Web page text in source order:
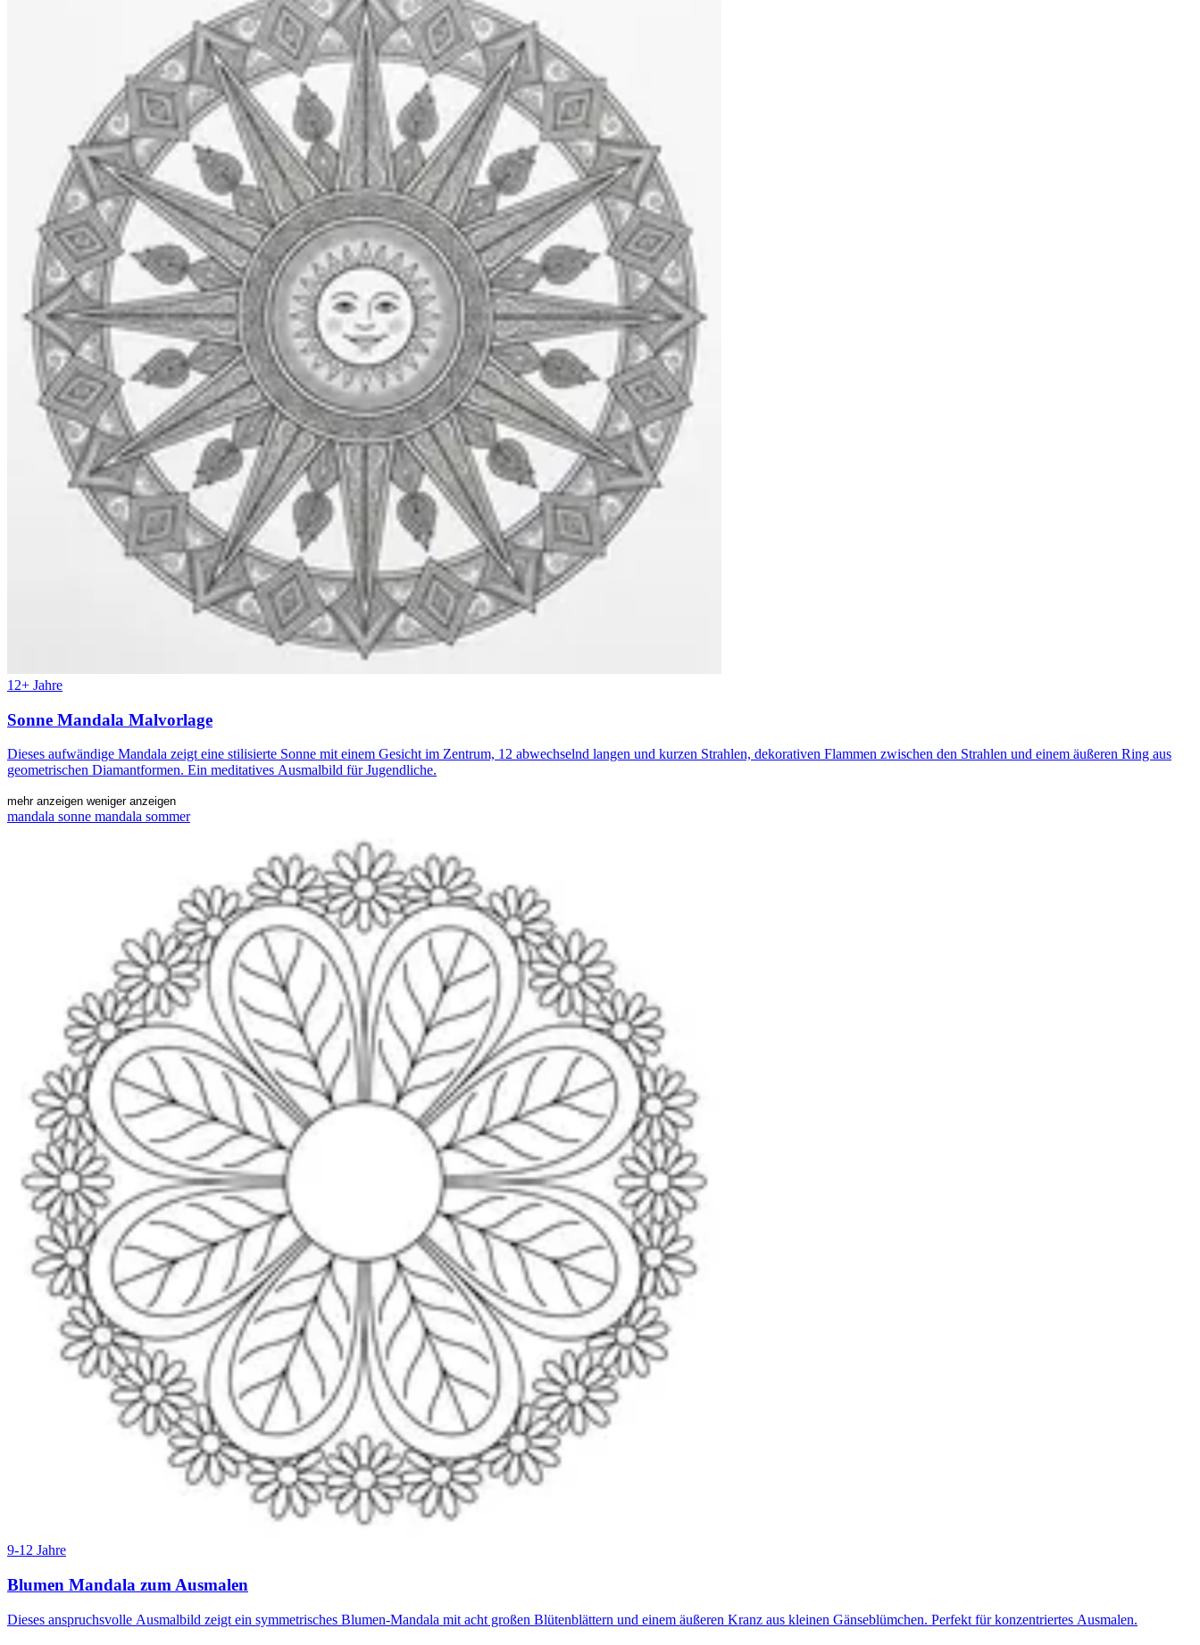
12+ Jahre
Sonne Mandala Malvorlage
Dieses aufwändige Mandala zeigt eine stilisierte Sonne mit einem Gesicht im Zentrum, 12 abwechselnd langen und kurzen Strahlen, dekorativen Flammen zwischen den Strahlen und einem äußeren Ring aus
geometrischen Diamantformen. Ein meditatives Ausmalbild für Jugendliche.
mehr anzeigen weniger anzeigen
mandala sonne mandala sommer
9-12 Jahre
Blumen Mandala zum Ausmalen
Dieses anspruchsvolle Ausmalbild zeigt ein symmetrisches Blumen-Mandala mit acht großen Blütenblättern und einem äußeren Kranz aus kleinen Gänseblümchen. Perfekt für konzentriertes Ausmalen.